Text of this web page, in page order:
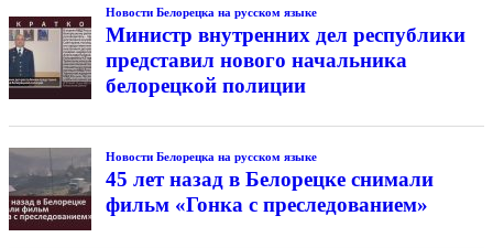
Новости Белорецка на русском языке
Министр внутренних дел республики
представил нового начальника
белорецкой полиции
Новости Белорецка на русском языке
45 лет назад в Белорецке снимали
фильм «Гонка с преследованием»